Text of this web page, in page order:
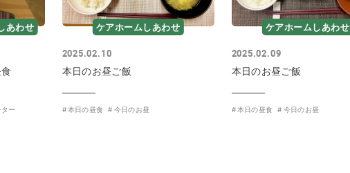
あわせ
ー
ケアホームしあわせ
2025.02.10
本日のお昼ご飯
本日の昼食 今日のお昼
ケアホームしあわせ
2025.02.09
本日のお昼ご飯
本日の昼食 今日のお昼